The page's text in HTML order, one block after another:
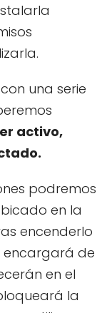
una serie
activo,
podremos
en la
encenderlo
encargará de
en el
la